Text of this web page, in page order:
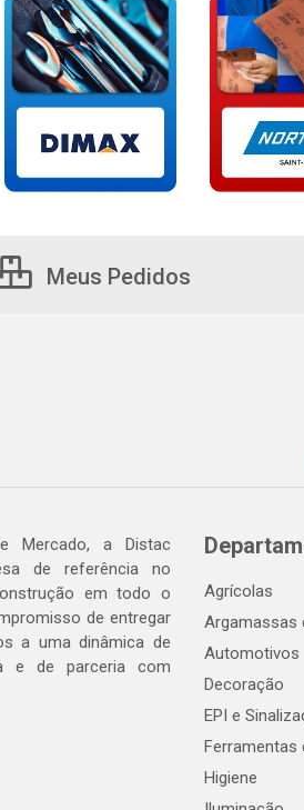
Meus Pedidos
Mercado, a Distac
de referência no
em todo o
de entregar
a uma dinâmica de
e de parceria com
Agrícolas
Argamassas
Automotivos
Decoração
EPI e
Ferramentas
Higiene